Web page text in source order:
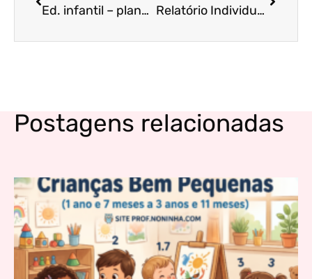
Ed. infantil – plano de aula e atividades com as habilidades da BNCC – 2 Relatório Individual para criança da Educação Infantil
Postagens relacionadas